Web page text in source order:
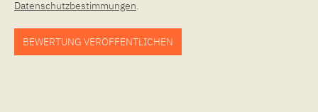
Datenschutzbestimmungen.
BEWERTUNG VERÖFFENTLICHEN